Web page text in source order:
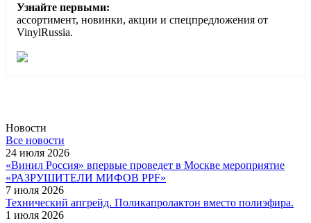
Узнайте первыми:
ассортимент, новинки, акции и спецпредложения от
VinylRussia.
Новости
Все новости
24 июля 2026
«Винил Россия» впервые проведет в Москве мероприятие
«РАЗРУШИТЕЛИ МИФОВ PPF»
7 июля 2026
Технический апгрейд. Поликапролактон вместо полиэфира.
1 июля 2026